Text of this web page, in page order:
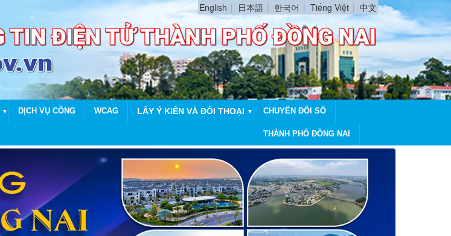
English 日本語 한국어 Tiếng Việt 中文
▼ DỊCH VỤ CÔNG WCAG LẤY Ý KIẾN VÀ ĐỐI THOẠI ▼ CHUYỂN ĐỔI SỐ
THÀNH PHỐ ĐỒNG NAI